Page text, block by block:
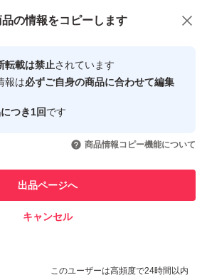
心・安全なユーザーです
引を完了させた実績があります
での取引実績があります
このユーザーは高頻度で24時間以内
品の情報をコピーします
転載は禁止されています
報は必ずご自身の商品に合わせて編集
つき1回です
商品情報コピー機能について
出品ページへ
キャンセル
人にオススメ